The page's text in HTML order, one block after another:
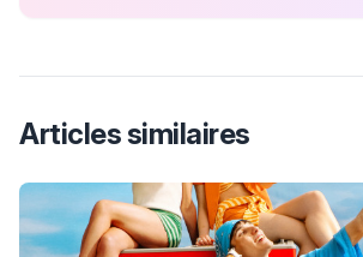
Articles similaires